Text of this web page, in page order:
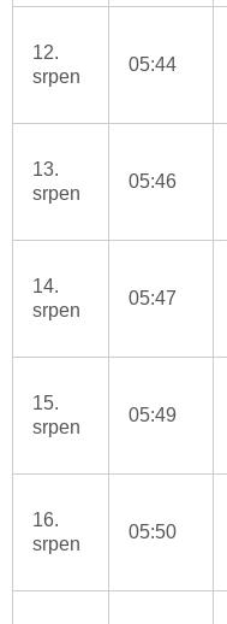
12.
srpen
05:44
13.
srpen
05:46
14.
srpen
05:47
15.
srpen
05:49
16.
srpen
05:50